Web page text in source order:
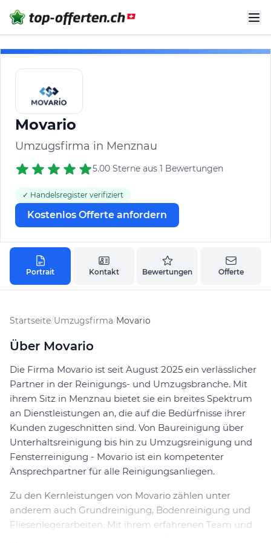
Movario
Umzugsfirma in Menznau
5.00 Sterne aus 1 Bewertungen
✓ Handelsregister verifiziert
Kostenlos Offerte anfordern
Portrait Kontakt Bewertungen Offerte
Startseite/Umzugsfirma/Movario
Über Movario
Die Firma Movario ist seit August 2025 ein verlässlicher
Partner in der Reinigungs- und Umzugsbranche. Mit
ihrem Sitz in Menznau bietet sie ein breites Spektrum
an Dienstleistungen an, die auf die Bedürfnisse ihrer
Kunden zugeschnitten sind. Von Baureinigung über
Unterhaltsreinigung bis hin zu Umzugsreinigung und
Fensterreinigung - Movario ist ein kompetenter
Ansprechpartner für alle Reinigungsanliegen.
Zu den Kernleistungen von Movario zählen unter
anderem auch Grundreinigung, Bodenreinigung und
Fliesenlegerarbeiten. Mit ihrem erfahrenen Team und